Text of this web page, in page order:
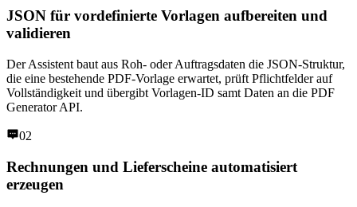
JSON für vordefinierte Vorlagen aufbereiten und
validieren
Der Assistent baut aus Roh- oder Auftragsdaten die JSON-Struktur,
die eine bestehende PDF-Vorlage erwartet, prüft Pflichtfelder auf
Vollständigkeit und übergibt Vorlagen-ID samt Daten an die PDF
Generator API.
02
Rechnungen und Lieferscheine automatisiert
erzeugen